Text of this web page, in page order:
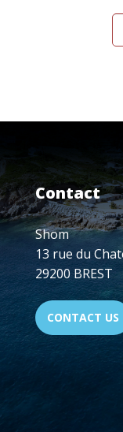
Contact
Shom
13 rue du
29200 BREST
CONTACT US